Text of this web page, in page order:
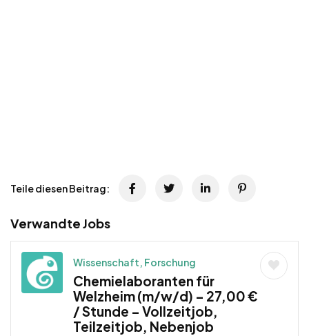
Teile diesen Beitrag:
Verwandte Jobs
Wissenschaft, Forschung
Chemielaboranten für
Welzheim (m/w/d) – 27,00 €
/ Stunde – Vollzeitjob,
Teilzeitjob, Nebenjob